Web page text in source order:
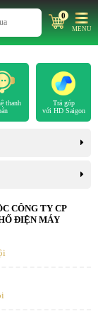
0
MENU
thanh
Trả góp
với HD Saigon
CÔNG TY CP
ĐIỆN MÁY